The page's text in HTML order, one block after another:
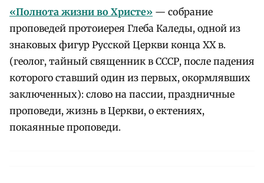
«Полнота жизни во Христе» — собрание
проповедей протоиерея Глеба Каледы, одной из
знаковых фигур Русской Церкви конца XX в.
(геолог, тайный священник в СССР, после падения
которого ставший один из первых, окормлявших
заключенных): слово на пассии, праздничные
проповеди, жизнь в Церкви, о ектениях,
покаянные проповеди.